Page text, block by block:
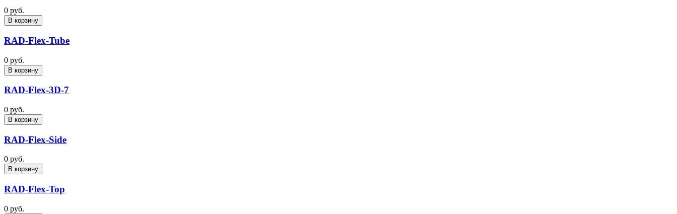
0 руб.
В корзину
RAD-Flex-Tube
0 руб.
В корзину
RAD-Flex-3D-7
0 руб.
В корзину
RAD-Flex-Side
0 руб.
В корзину
RAD-Flex-Top
0 руб.